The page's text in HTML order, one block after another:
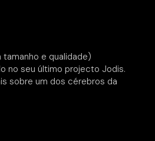
e qualidade)
no seu último projecto Jodis.
sobre um dos cérebros da